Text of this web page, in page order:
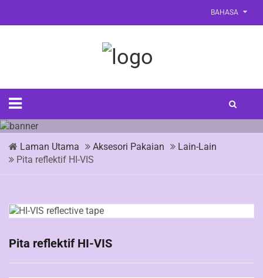
BAHASA
Laman Utama Aksesori Pakaian
Lain-Lain
Pita reflektif HI-VIS
Pita reflektif HI-VIS